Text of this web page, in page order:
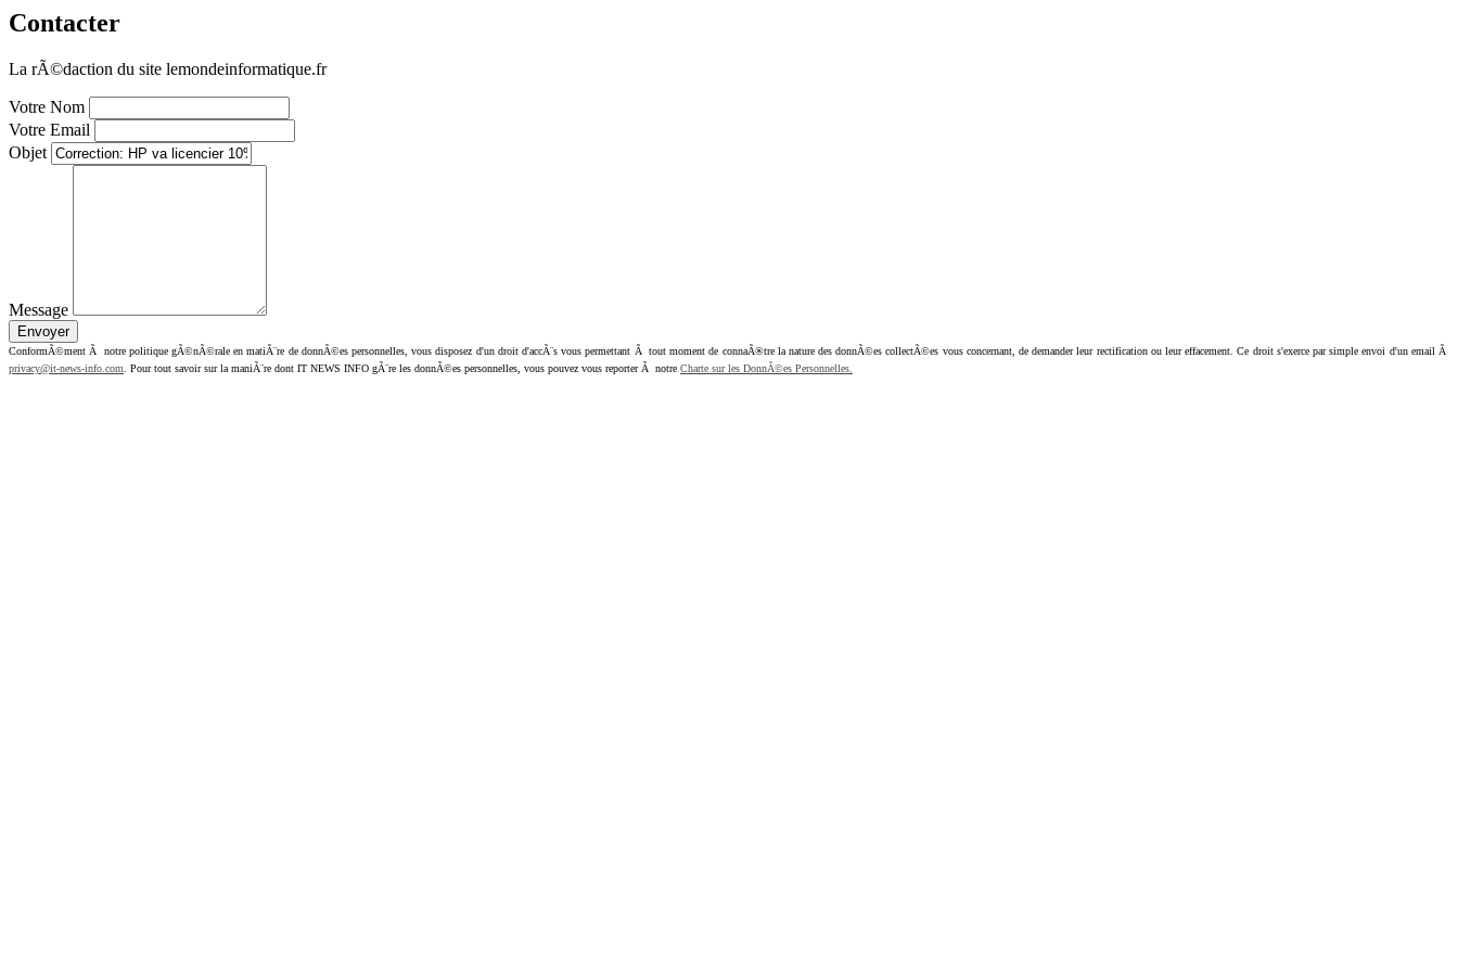
Contacter
La rÃ©daction du site lemondeinformatique.fr
Votre Nom
Votre Email
Objet
Message
ConformÃ©ment Ã notre politique gÃ©nÃ©rale en matiÃ¨re de donnÃ©es personnelles, vous disposez d'un droit d'accÃ¨s vous permettant Ã tout moment de connaÃ®tre la nature des donnÃ©es collectÃ©es vous concernant, de demander leur rectification ou leur effacement. Ce droit s'exerce par simple envoi d'un email Ã
privacy@it-news-info.com . Pour tout savoir sur la maniÃ¨re dont IT NEWS INFO gÃ¨re les donnÃ©es personnelles, vous pouvez vous reporter Ã notre Charte sur les DonnÃ©es Personnelles.